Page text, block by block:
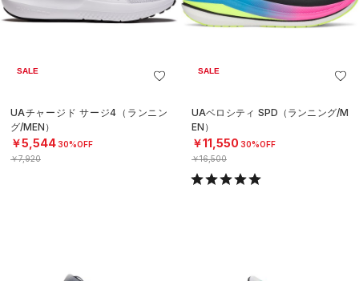
SALE
UAチャージド サージ4（ランニン
グ/MEN）
￥5,54430%OFF
￥7,920
SALE
UAベロシティ SPD（ランニング/M
EN）
￥11,550 30%OFF
￥16,500